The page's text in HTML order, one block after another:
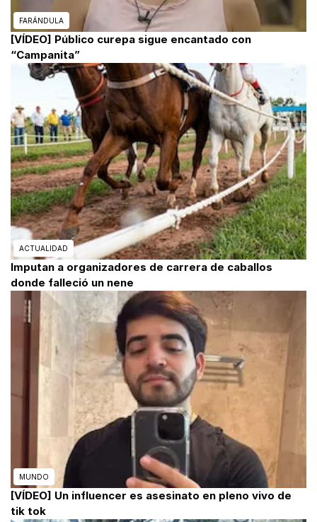
FARÁNDULA
[VÍDEO] Público curepa sigue encantado con
“Campanita”
ACTUALIDAD
Imputan a organizadores de carrera de caballos
donde falleció un nene
MUNDO
[VÍDEO] Un influencer es asesinato en pleno vivo de
tik tok